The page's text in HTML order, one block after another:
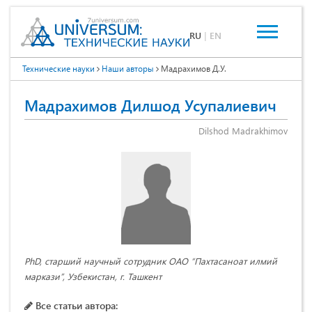
RU | EN
Технические науки Наши авторы Мадрахимов Д.У.
Мадрахимов Дилшод Усупалиевич
Dilshod Madrakhimov
PhD, старший научный сотрудник ОАО “Пахтасаноат илмий
маркази”, Узбекистан, г. Ташкент
Все статьи автора: